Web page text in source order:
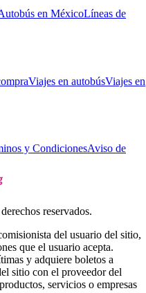
en MéxicoLíneas de
Viajes en autobúsViajes en
y CondicionesAviso de
reservados.
del usuario del sitio,
que el usuario acepta.
y adquiere boletos a
sitio con el proveedor del
servicios o empresas